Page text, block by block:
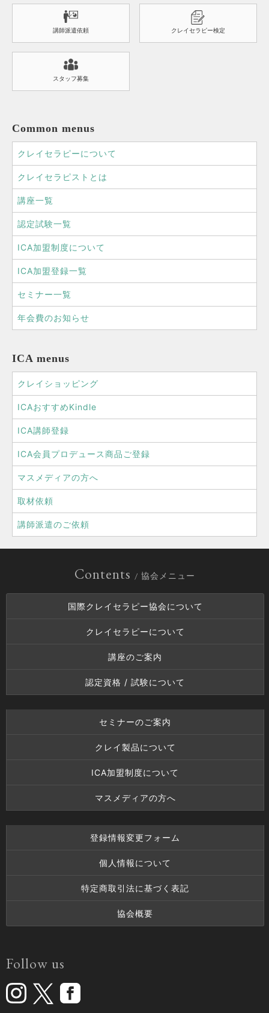
講師派遣依頼 クレイセラピー検定
スタッフ募集
Common menus
クレイセラピーについて
クレイセラピストとは
講座一覧
認定試験一覧
ICA加盟制度について
ICA加盟登録一覧
セミナー一覧
年会費のお知らせ
ICA menus
クレイショッピング
ICAおすすめKindle
ICA講師登録
ICA会員プロデュース商品ご登録
マスメディアの方へ
取材依頼
講師派遣のご依頼
Contents / 協会メニュー
国際クレイセラピー協会について
クレイセラピーについて
講座のご案内
認定資格 / 試験について
セミナーのご案内
クレイ製品について
ICA加盟制度について
マスメディアの方へ
登録情報変更フォーム
個人情報について
特定商取引法に基づく表記
協会概要
Follow us